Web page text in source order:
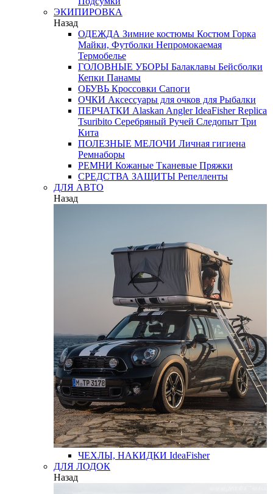
ЭКИПИРОВКА
Назад
ОДЕЖДА Зимние костюмы Костюм Горка
Майки, Футболки Непромокаемая
Термобелье
ГОЛОВНЫЕ УБОРЫ Балаклавы Бейсболки
Кепки Панамы
ОБУВЬ Кроссовки Сапоги
ОЧКИ Аксессуары для очков для Рыбалки
ПЕРЧАТКИ Alaskan AnglerIdeaFisherReplica
Tsuribito Серебряный Ручей Следопыт Три
Кита
ПОЛЕЗНЫЕ МЕЛОЧИ Личная гигиена
Ремнаборы
РЕМНИ Кожаные Тканевые Пряжки
СРЕДСТВА ЗАЩИТЫ Репелленты
ДЛЯ АВТО
Назад
ЧЕХЛЫ, НАКИДКИ IdeaFisher
ДЛЯ ЛОДОК
Назад